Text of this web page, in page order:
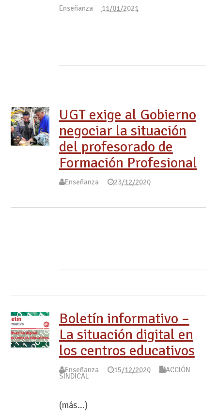
Enseñanza 11/01/2021
UGT exige al Gobierno
negociar la situación
del profesorado de
Formación Profesional
Enseñanza 23/12/2020
Boletín informativo –
La situación digital en
los centros educativos
Enseñanza 15/12/2020 ACCIÓN
SINDICAL
(más…)